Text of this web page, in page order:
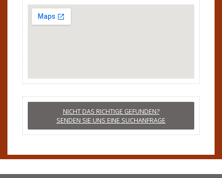
NICHT DAS RICHTIGE GEFUNDEN?
SENDEN SIE UNS EINE SUCHANFRAGE